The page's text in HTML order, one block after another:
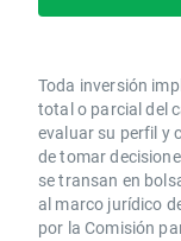
Toda inversión
total o parcial del
evaluar su perfil y
de tomar
se transan en
al marco jurídico
por la Comisión